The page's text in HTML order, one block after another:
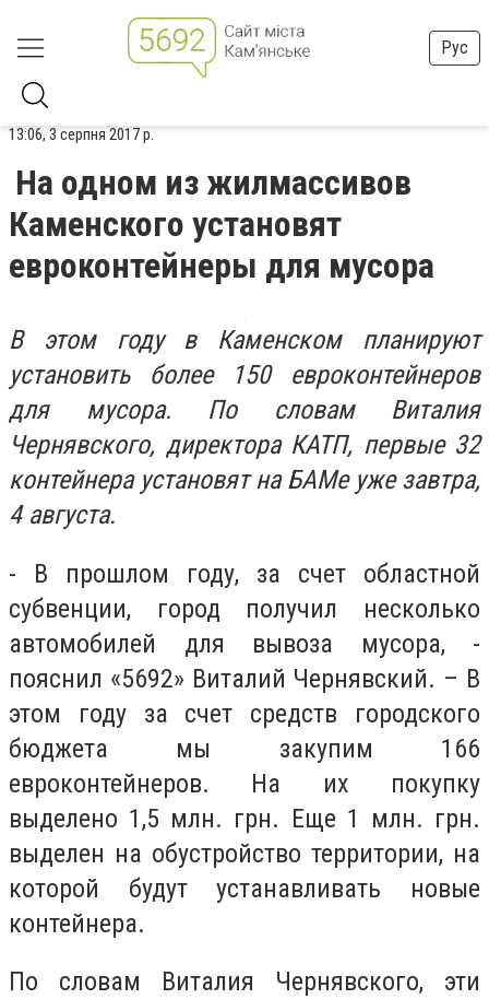
Рус
13:06, 3 серпня 2017 р.
На одном из жилмассивов
Каменского установят
евроконтейнеры для мусора
В этом году в Каменском планируют
установить более 150 евроконтейнеров
для мусора. По словам Виталия
Чернявского, директора КАТП, первые 32
контейнера установят на БАМе уже завтра,
4 августа.
- В прошлом году, за счет областной
субвенции, город получил несколько
автомобилей для вывоза мусора, -
пояснил «5692» Виталий Чернявский. – В
этом году за счет средств городского
бюджета мы закупим 166
евроконтейнеров. На их покупку
выделено 1,5 млн. грн. Еще 1 млн. грн.
выделен на обустройство территории, на
которой будут устанавливать новые
контейнера.
По словам Виталия Чернявского, эти